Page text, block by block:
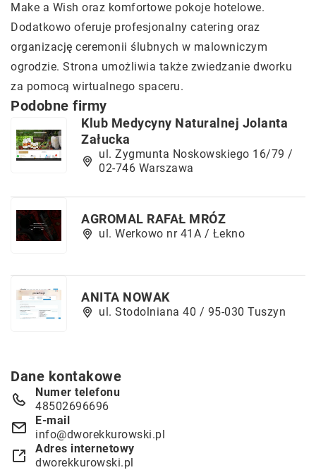
Make a Wish oraz komfortowe pokoje hotelowe.
Dodatkowo oferuje profesjonalny catering oraz
organizację ceremonii ślubnych w malowniczym
ogrodzie. Strona umożliwia także zwiedzanie dworku
za pomocą wirtualnego spaceru.
Podobne firmy
Klub Medycyny Naturalnej Jolanta
Załucka
ul. Zygmunta Noskowskiego 16/79 /
02-746 Warszawa
AGROMAL RAFAŁ MRÓZ
ul. Werkowo nr 41A / Łekno
ANITA NOWAK
ul. Stodolniana 40 / 95-030 Tuszyn
Dane kontakowe
Numer telefonu
48502696696
E-mail
info@dworekkurowski.pl
Adres internetowy
dworekkurowski.pl